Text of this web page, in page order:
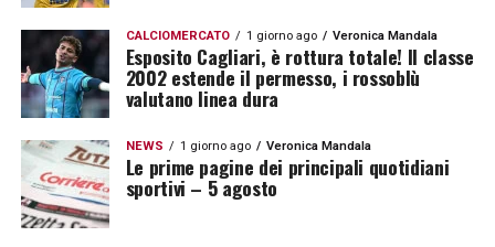
CALCIOMERCATO 1 giorno ago Veronica Mandala
Esposito Cagliari, è rottura totale! Il classe
2002 estende il permesso, i rossoblù
valutano linea dura
NEWS 1 giorno ago Veronica Mandala
Le prime pagine dei principali quotidiani
sportivi – 5 agosto